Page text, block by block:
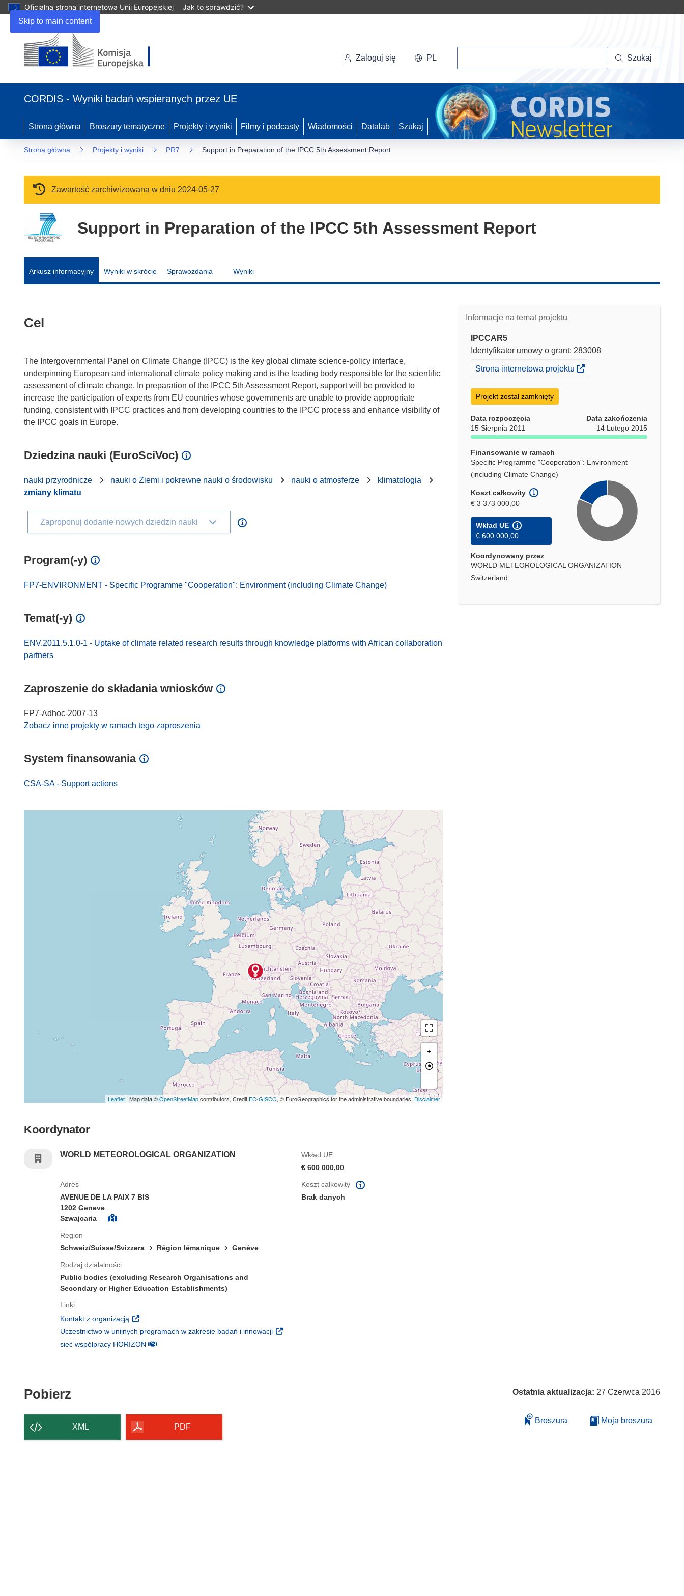
Skip to main content
Oficjalna strona internetowa Unii Europejskiej Jak to sprawdzić?
Zaloguj się PL Szukaj
CORDIS - Wyniki badań wspieranych przez UE
Strona główna Broszury tematyczne Projekty i wyniki Filmy i podcasty Wiadomości Datalab Szukaj
Strona główna Projekty i wyniki PR7 Support in Preparation of the IPCC 5th Assessment Report
Zawartość zarchiwizowana w dniu 2024-05-27
Support in Preparation of the IPCC 5th Assessment Report
Arkusz informacyjny Wyniki w skrócie Sprawozdania Wyniki
Informacje na temat projektu
IPCCAR5
Identyfikator umowy o grant: 283008
(odnośnik otworzy się w nowym oknie)
Strona internetowa projektu
Projekt został zamknięty
Data rozpoczęcia
15 Sierpnia 2011
Data zakończenia
14 Lutego 2015
Finansowanie w ramach
Specific Programme "Cooperation": Environment
(including Climate Change)
Koszt całkowity
€ 3 373 000,00
Wkład UE
€ 600 000,00
Koordynowany przez
WORLD METEOROLOGICAL ORGANIZATION
Switzerland
Cel
The Intergovernmental Panel on Climate Change (IPCC) is the key global climate science-policy interface,
underpinning European and international climate policy making and is the leading body responsible for the scientific
assessment of climate change. In preparation of the IPCC 5th Assessment Report, support will be provided to
increase the participation of experts from EU countries whose governments are unable to provide appropriate
funding, consistent with IPCC practices and from developing countries to the IPCC process and enhance visibility of
Dziedzina nauki (EuroSciVoc)
nauki przyrodnicze nauki o Ziemi i pokrewne nauki o środowisku nauki o atmosferze
klimatologia
zmiany klimatu
Zaproponuj dodanie nowych dziedzin nauki
Program(-y)
FP7-ENVIRONMENT - Specific Programme "Cooperation": Environment (including Climate Change)
Temat(-y)
ENV.2011.5.1.0-1 - Uptake of climate related research results through knowledge platforms with African collaboration
partners
Zaproszenie do składania wniosków
FP7-Adhoc-2007-13
Zobacz inne projekty w ramach tego zaproszenia
System finansowania
CSA-SA - Support actions
+
-
Leaflet | Map data ©OpenStreetMapcontributors, Credit EC-GISCO, © EuroGeographics for the administrative boundaries, Disclaimer
Koordynator
WORLD METEOROLOGICAL ORGANIZATION
Wkład UE
€ 600 000,00
Adres
AVENUE DE LA PAIX 7 BIS
1202 Geneve
Szwajcaria
Region
Schweiz/Suisse/Svizzera
Région lémanique Genève
Rodzaj działalności
Public bodies (excluding Research Organisations and
Secondary or Higher Education Establishments)
Linki
Kontakt z organizacją (odnośnik otworzy się w nowym oknie)
Uczestnictwo w unijnych programach w zakresie badań i innowacji (odnośnik otworzy się w nowym oknie)
sieć współpracy HORIZON(odnośnik otworzy się w nowym oknie)
Koszt całkowity
Brak danych
Pobierz
XML PDF
Ostatnia aktualizacja: 27 Czerwca 2016
Broszura Moja broszura